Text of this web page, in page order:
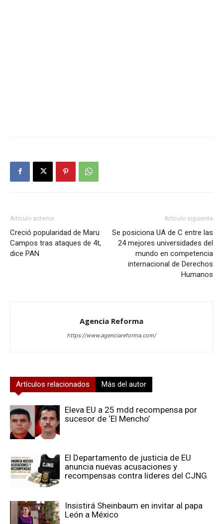
Artículo anterior
Creció popularidad de Maru
Campos tras ataques de 4t,
dice PAN
Artículo siguiente
Se posiciona UA de C entre las
24 mejores universidades del
mundo en competencia
internacional de Derechos
Humanos
Agencia Reforma
https://www.agenciareforma.com/
Artículos relacionados Más del autor
Eleva EU a 25 mdd recompensa por
sucesor de ‘El Mencho’
El Departamento de justicia de EU
anuncia nuevas acusaciones y
recompensas contra líderes del CJNG
Insistirá Sheinbaum en invitar al papa
León a México